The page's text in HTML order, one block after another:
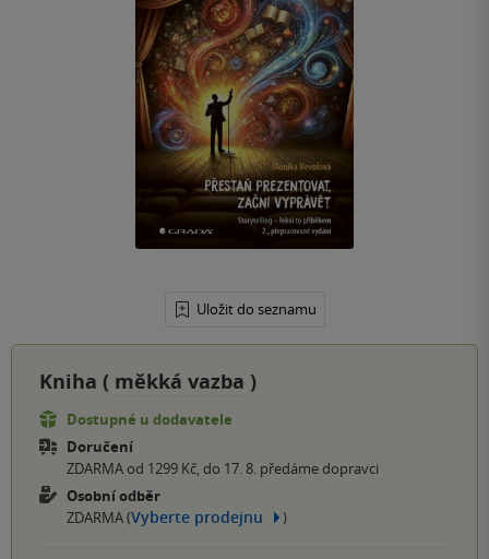
Uložit do seznamu
Kniha ( měkká vazba )
Dostupné u dodavatele
Doručení
ZDARMA od 1299 Kč, do 17. 8. předáme dopravci
Osobní odběr
ZDARMA (Vyberte prodejnu )